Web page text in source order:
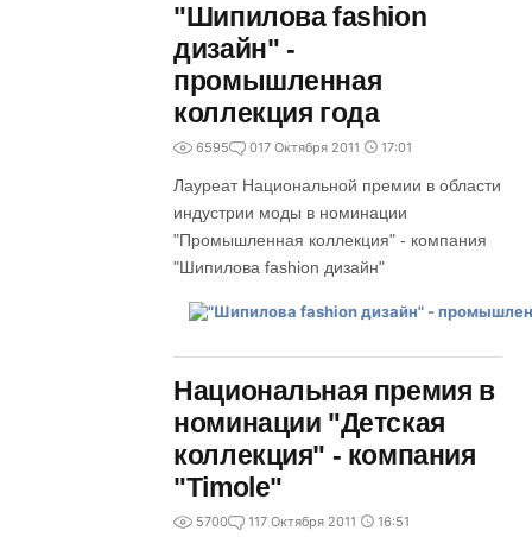
"Шипилова fashion
дизайн" -
промышленная
коллекция года
6595 017 Октября 2011 17:01
Лауреат Национальной премии в области
индустрии моды в номинации
"Промышленная коллекция" - компания
"Шипилова fashion дизайн"
Национальная премия в
номинации "Детская
коллекция" - компания
"Timole"
5700 117 Октября 2011 16:51